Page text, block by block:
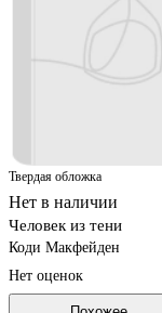
Твердая обложка
Нет в наличии
Человек из тени
Коди Макфейден
Нет оценок